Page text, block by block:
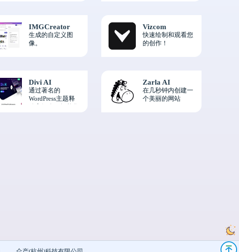
IMGCreator
生成的自定义图
像。
Vizcom
快速绘制和观看您
的创作！
Divi AI
通过著名的
WordPress主题释
Zarla AI
在几秒钟内创建一
个美丽的网站